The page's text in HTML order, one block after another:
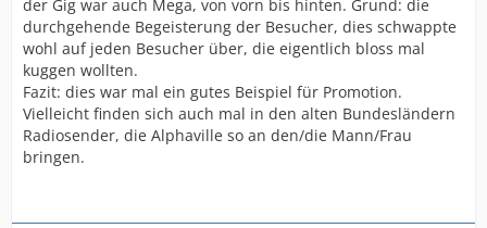
der Gig war auch Mega, von vorn bis hinten. Grund: die
durchgehende Begeisterung der Besucher, dies schwappte
wohl auf jeden Besucher über, die eigentlich bloss mal
kuggen wollten.
Fazit: dies war mal ein gutes Beispiel für Promotion.
Vielleicht finden sich auch mal in den alten Bundesländern
Radiosender, die Alphaville so an den/die Mann/Frau
bringen.